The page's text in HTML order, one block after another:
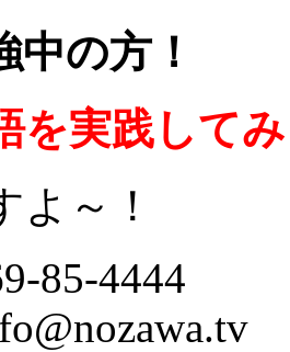
中の方！
を実践して
よ～！
85-4444